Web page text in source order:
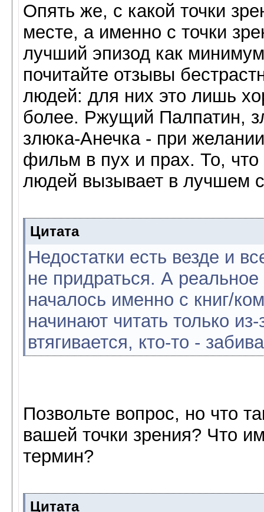
Опять же, с какой точки
месте, а именно с точки
лучший эпизод как
почитайте отзывы
людей: для них это лишь
более. Ржущий Палпатин,
злюка-Анечка - при
фильм в пух и прах. То,
людей вызывает в лучшем
Цитата
Недостатки есть везде и
не придраться. А
началось именно с книг/
начинают читать только
втягивается, кто-то -
Позвольте вопрос, но что
вашей точки зрения? Что
термин?
Цитата